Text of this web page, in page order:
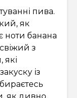
пива.
як
ноти банана
свіжий з
які
із